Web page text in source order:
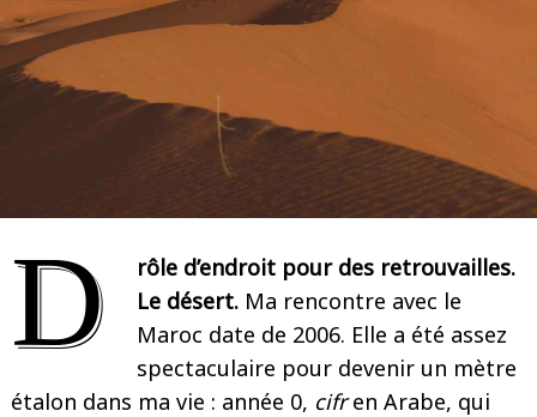
D
rôle d’endroit pour des retrouvailles.
Le désert. Ma rencontre avec le
Maroc date de 2006. Elle a été assez
spectaculaire pour devenir un mètre
étalon dans ma vie : année 0, cifren Arabe, qui